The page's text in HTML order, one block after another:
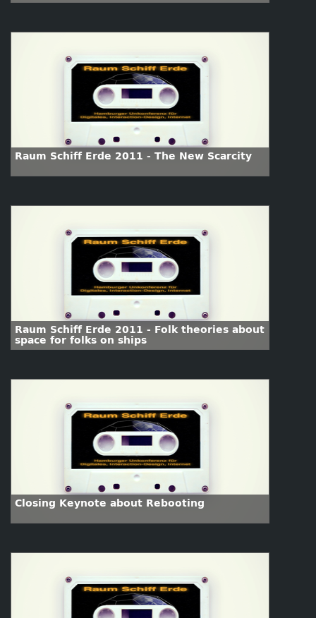
Raum Schiff Erde 2011 - The New Scarcity
Raum Schiff Erde 2011 - Folk theories about
space for folks on ships
Closing Keynote about Rebooting